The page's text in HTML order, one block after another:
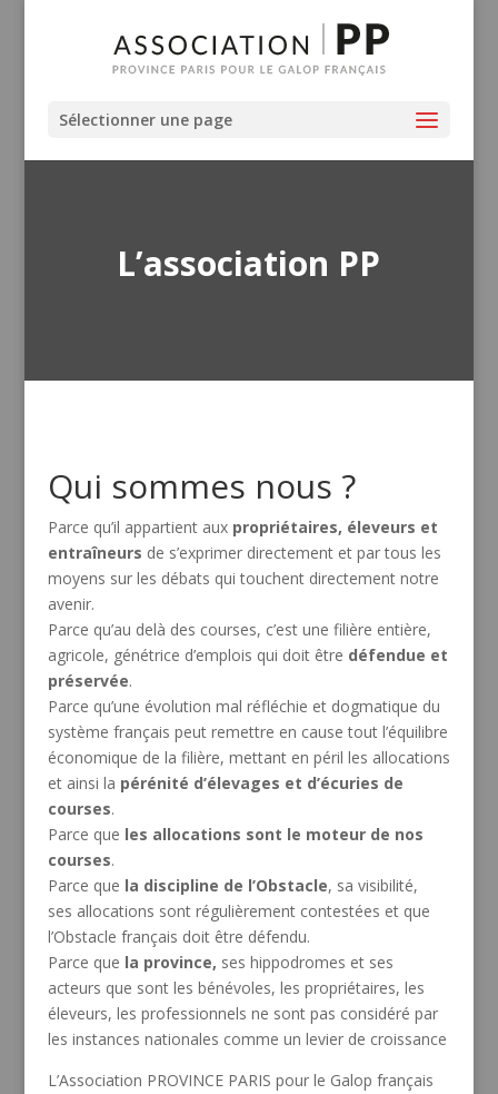
Sélectionner une page
L’association PP
Qui sommes nous ?
Parce qu’il appartient aux propriétaires, éleveurs et
entraîneurs de s’exprimer directement et par tous les
moyens sur les débats qui touchent directement notre
avenir.
Parce qu’au delà des courses, c’est une filière entière,
agricole, génétrice d’emplois qui doit être défendue et
préservée.
Parce qu’une évolution mal réfléchie et dogmatique du
système français peut remettre en cause tout l’équilibre
économique de la filière, mettant en péril les allocations
et ainsi la pérénité d’élevages et d’écuries de
courses.
Parce que les allocations sont le moteur de nos
courses.
Parce que la discipline de l’Obstacle, sa visibilité,
ses allocations sont régulièrement contestées et que
l’Obstacle français doit être défendu.
Parce que la province, ses hippodromes et ses
acteurs que sont les bénévoles, les propriétaires, les
éleveurs, les professionnels ne sont pas considéré par
les instances nationales comme un levier de croissance
L’Association PROVINCE PARIS pour le Galop français